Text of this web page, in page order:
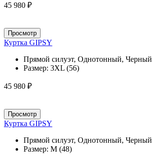
45 980 ₽
Просмотр
Куртка GIPSY
Прямой силуэт, Однотонный, Черный
Размер: 3XL (56)
45 980 ₽
Просмотр
Куртка GIPSY
Прямой силуэт, Однотонный, Черный
Размер: M (48)